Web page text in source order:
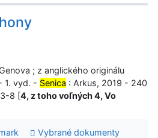
; z anglického originálu
1. vyd. - Senica : Arkus, 2019 - 240
8 [4, z toho voľných 4, Vo
Vybrané dokumenty